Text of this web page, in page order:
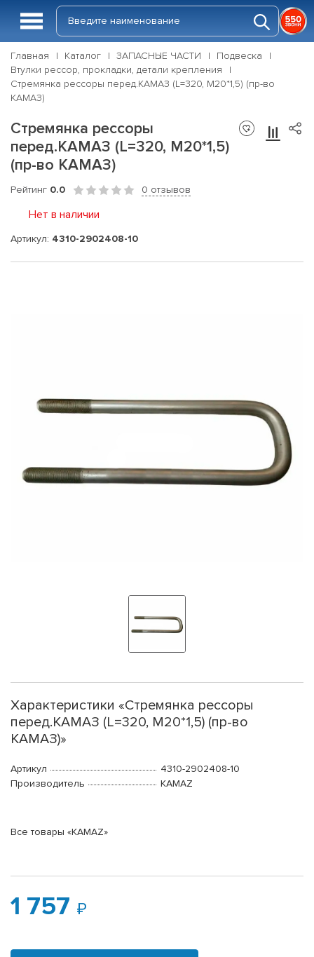
Главная Каталог ЗАПАСНЫЕ ЧАСТИ
Подвеска
Втулки рессор, прокладки, детали крепления
Стремянка рессоры перед.КАМАЗ (L=320, М20*1,5) (пр-во
КАМАЗ)
Стремянка рессоры
перед.КАМАЗ (L=320, М20*1,5)
(пр-во КАМАЗ)
Рейтинг 0.0 0 отзывов
Нет в наличии
Артикул: 4310-2902408-10
Характеристики «Стремянка рессоры
перед.КАМАЗ (L=320, М20*1,5) (пр-во
КАМАЗ)»
Артикул
4310-2902408-10
Производитель
KAMAZ
Все товары «KAMAZ»
1 757